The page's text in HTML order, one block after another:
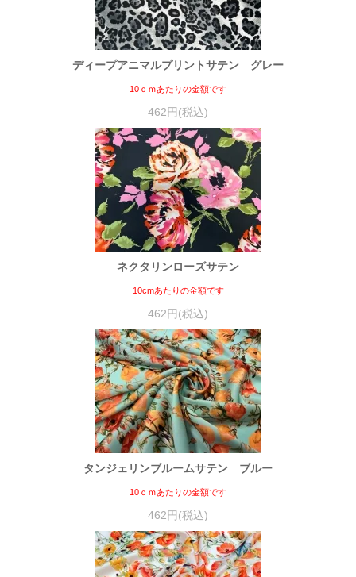
ディープアニマルプリントサテン グレー
10ｃｍあたりの金額です
462円(税込)
ネクタリンローズサテン
10cmあたりの金額です
462円(税込)
タンジェリンブルームサテン ブルー
10ｃｍあたりの金額です
462円(税込)